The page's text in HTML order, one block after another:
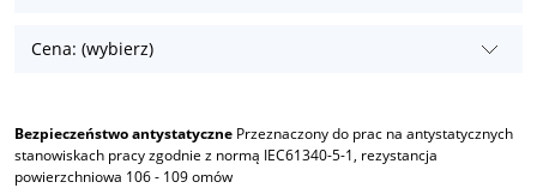
Cena: (wybierz)
Bezpieczeństwo antystatyczne Przeznaczony do prac na antystatycznych
stanowiskach pracy zgodnie z normą IEC61340-5-1, rezystancja
powierzchniowa 106 - 109 omów